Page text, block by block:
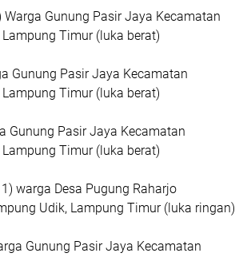
Gunung Pasir Jaya Kecamatan
Timur (luka berat)
Gunung Pasir Jaya Kecamatan
Timur (luka berat)
Gunung Pasir Jaya Kecamatan
Timur (luka berat)
warga Desa Pugung Raharjo
Udik, Lampung Timur (luka ringan)
Gunung Pasir Jaya Kecamatan